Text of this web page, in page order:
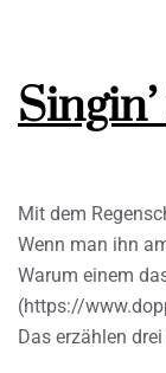
Mit dem
Wenn man ihn
Warum einem
(https://
Das erzählen